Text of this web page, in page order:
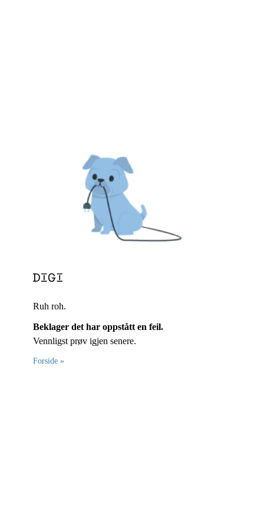
Ruh roh.
Beklager det har oppstått en feil.
Vennligst prøv igjen senere.
Forside »